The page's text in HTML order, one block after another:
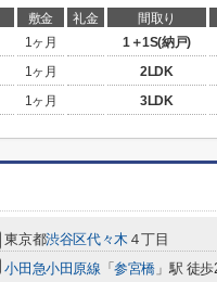
敷金 礼金 間取り
1ヶ月 1＋1S(納戸)
1ヶ月 2LDK
1ヶ月 3LDK
東京都渋谷区代々木 ４丁目
小田急小田原線 「参宮橋 」駅 徒